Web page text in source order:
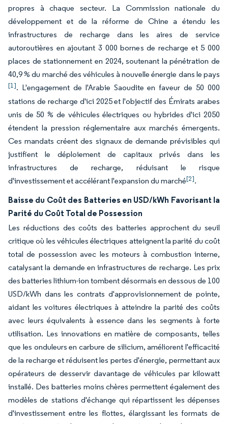
propres à chaque secteur. La Commission nationale du
développement et de la réforme de Chine a étendu les
infrastructures de recharge dans les aires de service
autoroutières en ajoutant 3 000 bornes de recharge et 5 000
places de stationnement en 2024, soutenant la pénétration de
40,9 % du marché des véhicules à nouvelle énergie dans le pays
[1]. L'engagement de l'Arabie Saoudite en faveur de 50 000
stations de recharge d'ici 2025 et l'objectif des Émirats arabes
unis de 50 % de véhicules électriques ou hybrides d'ici 2050
étendent la pression réglementaire aux marchés émergents.
Ces mandats créent des signaux de demande prévisibles qui
justifient le déploiement de capitaux privés dans les
infrastructures de recharge, réduisant le risque
d'investissement et accélérant l'expansion du marché[2].
Baisse du Coût des Batteries en USD/kWh Favorisant la
Parité du Coût Total de Possession
Les réductions des coûts des batteries approchent du seuil
critique où les véhicules électriques atteignent la parité du coût
total de possession avec les moteurs à combustion interne,
catalysant la demande en infrastructures de recharge. Les prix
des batteries lithium-ion tombent désormais en dessous de 100
USD/kWh dans les contrats d'approvisionnement de pointe,
aidant les voitures électriques à atteindre la parité des coûts
avec leurs équivalents à essence dans les segments à forte
utilisation. Les innovations en matière de composants, telles
que les onduleurs en carbure de silicium, améliorent l'efficacité
de la recharge et réduisent les pertes d'énergie, permettant aux
opérateurs de desservir davantage de véhicules par kilowatt
installé. Des batteries moins chères permettent également des
modèles de stations d'échange qui répartissent les dépenses
d'investissement entre les flottes, élargissant les formats de